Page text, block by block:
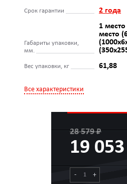
Срок гарантии 2 года
Габариты упаковки,
мм.
1
место
Вес упаковки, кг 61,88
Все характеристики
28 579 ₽
19
- +